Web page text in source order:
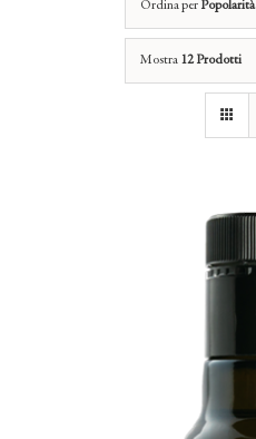
Ordina per Popolarità
Mostra 12 Prodotti